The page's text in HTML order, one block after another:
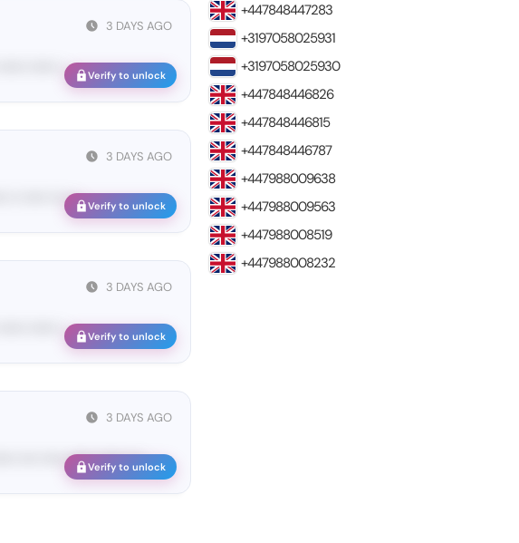
3 DAYS AGO
•••••• • ... Verify to unlock
3 DAYS AGO
•• ••••• ••• •• ...Verify to unlock
3 DAYS AGO
•••••• • ... Verify to unlock
3 DAYS AGO
•••• ••••• •••••• •••••• ••• ...
Verify to unlock
+447848447283
+3197058025931
+3197058025930
+447848446826
+447848446815
+447848446787
+447988009638
+447988009563
+447988008519
+447988008232